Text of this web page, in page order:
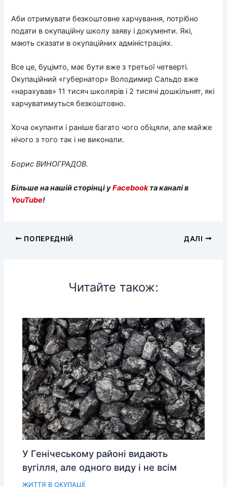
Аби отримувати безкоштовне харчування, потрібно
подати в окупаційну школу заяву і документи. Які,
мають сказати в окупаційних адміністраціях.
Все це, буцімто, має бути вже з третьої четверті.
Окупаційний «губернатор» Володимир Сальдо вже
«нарахував» 11 тисяч школярів і 2 тисячі дошкільнят, які
харчуватимуться безкоштовно.
Хоча окупанти і раніше багато чого обіцяли, але майже
нічого з того так і не виконали.
Борис ВИНОГРАДОВ.
Більше на нашій сторінці уFacebookта каналі в
YouTube!
ПОПЕРЕДНІЙ ДАЛІ
Читайте також:
У Генічеському районі видають
вугілля, але одного виду і не всім
ЖИТТЯ В ОКУПАЦІЇ